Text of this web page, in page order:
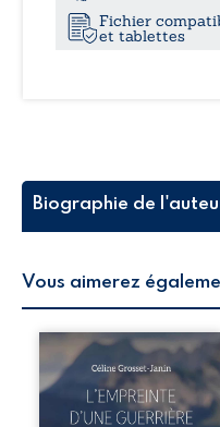
Fichier
et tablettes
Biographie de
Vous aimerez
Que reste-t-il de
l’enfance lorsque
la maladie impose
ses propres règles